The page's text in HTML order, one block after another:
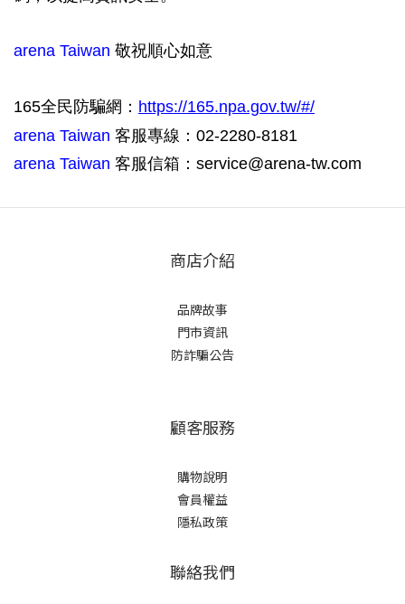
arena Taiwan 敬祝順心如意
165全民防騙網： https://165.npa.gov.tw/#/
arena Taiwan 客服專線：02-2280-8181
arena Taiwan 客服信箱：service@arena-tw.com
商店介紹
品牌故事
門市資訊
防詐騙公告
顧客服務
購物說明
會員權益
隱私政策
聯絡我們